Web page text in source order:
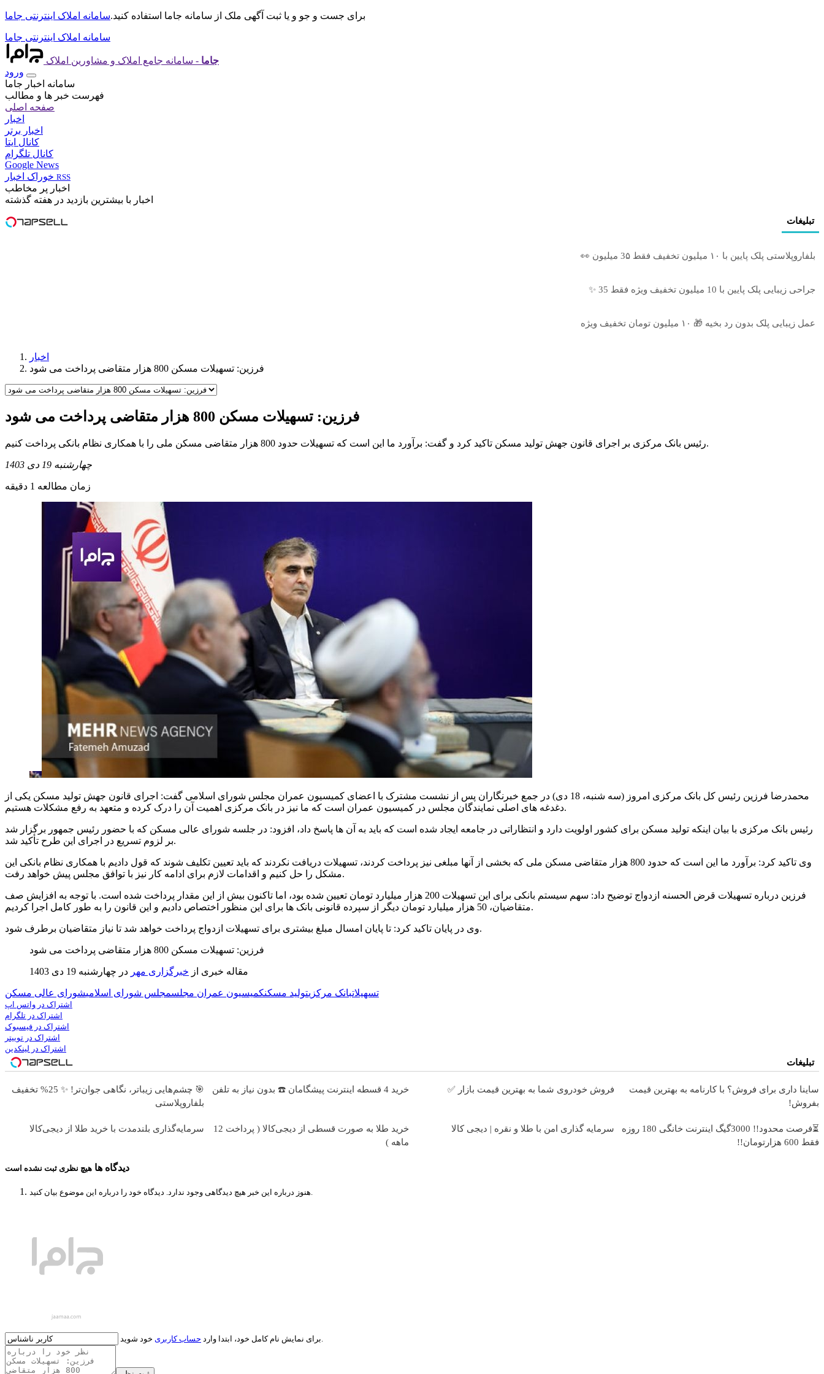
برای جست و جو و یا ثبت آگهی ملک از سامانه جاما استفاده کنید.سامانه املاک اینترنتی جاما
سامانه املاک اینترنتی جاما
جاما - سامانه جامع املاک و مشاورین املاک
ورود
سامانه اخبار جاما
فهرست خبر ها و مطالب
صفحه اصلی
اخبار
اخبار برتر
کانال ایتا
کانال تلگرام
Google News
RSS
اخبار پر مخاطب
اخبار با بیشترین بازدید در هفته گذشته
تبلیغات
بلفاروپلاستی پلک پایین با ۱۰ میلیون تخفیف فقط 3۵ میلیون 👀
جراحی زیبایی پلک پایین با 10 میلیون تخفیف ویژه فقط 35 ✨
عمل زیبایی پلک بدون رد بخیه 🎁 ۱۰ میلیون تومان تخفیف ویژه
اخبار
فرزین: تسهیلات مسکن 800 هزار متقاضی پرداخت می شود
فرزین: تسهیلات مسکن 800 هزار متقاضی پرداخت می شود
رئیس بانک مرکزی بر اجرای قانون جهش تولید مسکن تاکید کرد و گفت: برآورد ما این است که تسهیلات حدود 800 هزار متقاضی مسکن ملی را با همکاری نظام بانکی پرداخت کنیم.
چهارشنبه 19 دی 1403
زمان مطالعه 1 دقیقه
محمدرضا فرزین رئیس کل بانک مرکزی امروز (سه شنبه، 18 دی) در جمع خبرنگاران پس از نشست مشترک با اعضای کمیسیون عمران مجلس شورای اسلامی گفت: اجرای قانون جهش تولید مسکن یکی از
دغدغه های اصلی نمایندگان مجلس در کمیسیون عمران است که ما نیز در بانک مرکزی اهمیت آن را درک کرده و متعهد به رفع مشکلات هستیم.
رئیس بانک مرکزی با بیان اینکه تولید مسکن برای کشور اولویت دارد و انتظاراتی در جامعه ایجاد شده است که باید به آن ها پاسخ داد، افزود: در جلسه شورای عالی مسکن که با حضور رئیس جمهور برگزار شد
بر لزوم تسریع در اجرای این طرح تأکید شد.
وی تاکید کرد: برآورد ما این است که حدود 800 هزار متقاضی مسکن ملی که بخشی از آنها مبلغی نیز پرداخت کردند، تسهیلات دریافت نکردند که باید تعیین تکلیف شوند که قول دادیم با همکاری نظام بانکی این
مشکل را حل کنیم و اقدامات لازم برای ادامه کار نیز با توافق مجلس پیش خواهد رفت.
فرزین درباره تسهیلات قرض الحسنه ازدواج توضیح داد: سهم سیستم بانکی برای این تسهیلات 200 هزار میلیارد تومان تعیین شده بود، اما تاکنون بیش از این مقدار پرداخت شده است. با توجه به افزایش صف
متقاضیان، 50 هزار میلیارد تومان دیگر از سپرده قانونی بانک ها برای این منظور اختصاص دادیم و این قانون را به طور کامل اجرا کردیم.
وی در پایان تاکید کرد: تا پایان امسال مبلغ بیشتری برای تسهیلات ازدواج پرداخت خواهد شد تا نیاز متقاضیان برطرف شود.
فرزین: تسهیلات مسکن 800 هزار متقاضی پرداخت می شود
مقاله خبری از خبرگزاری مهر در چهارشنبه 19 دی 1403
تسهیلاتبانک مرکزیتولید مسکنکمیسیون عمران مجلسمجلس شورای اسلامیشورای عالی مسکن
اشتراک در واتس اپ
اشتراک در تلگرام
اشتراک در فیسبوک
اشتراک در توییتر
اشتراک در لینکدین
تبلیغات
ساینا داری برای فروش؟ با کارنامه به بهترین قیمت
بفروش!
فروش خودروی شما به بهترین قیمت بازار ✅ خرید 4 قسطه اینترنت پیشگامان ☎️ بدون نیاز به تلفن
🎯 چشم‌هایی زیباتر، نگاهی جوان‌تر! ✨ 25% تخفیف
بلفاروپلاستی
⏳فرصت محدود!! 3000گیگ اینترنت خانگی 180 روزه
فقط 600 هزارتومان!!
سرمایه گذاری امن با طلا و نقره | دیجی کالا
خرید طلا به صورت قسطی از دیجی‌کالا ( پرداخت 12
ماهه )
سرمایه‌گذاری بلندمدت با خرید طلا از دیجی‌کالا
دیدگاه ها هیچ نظری ثبت نشده است
هنوز درباره این خبر هیچ دیدگاهی وجود ندارد. دیدگاه خود را درباره این موضوع بیان کنید.
برای نمایش نام کامل خود، ابتدا وارد حساب کاربری خود شوید.